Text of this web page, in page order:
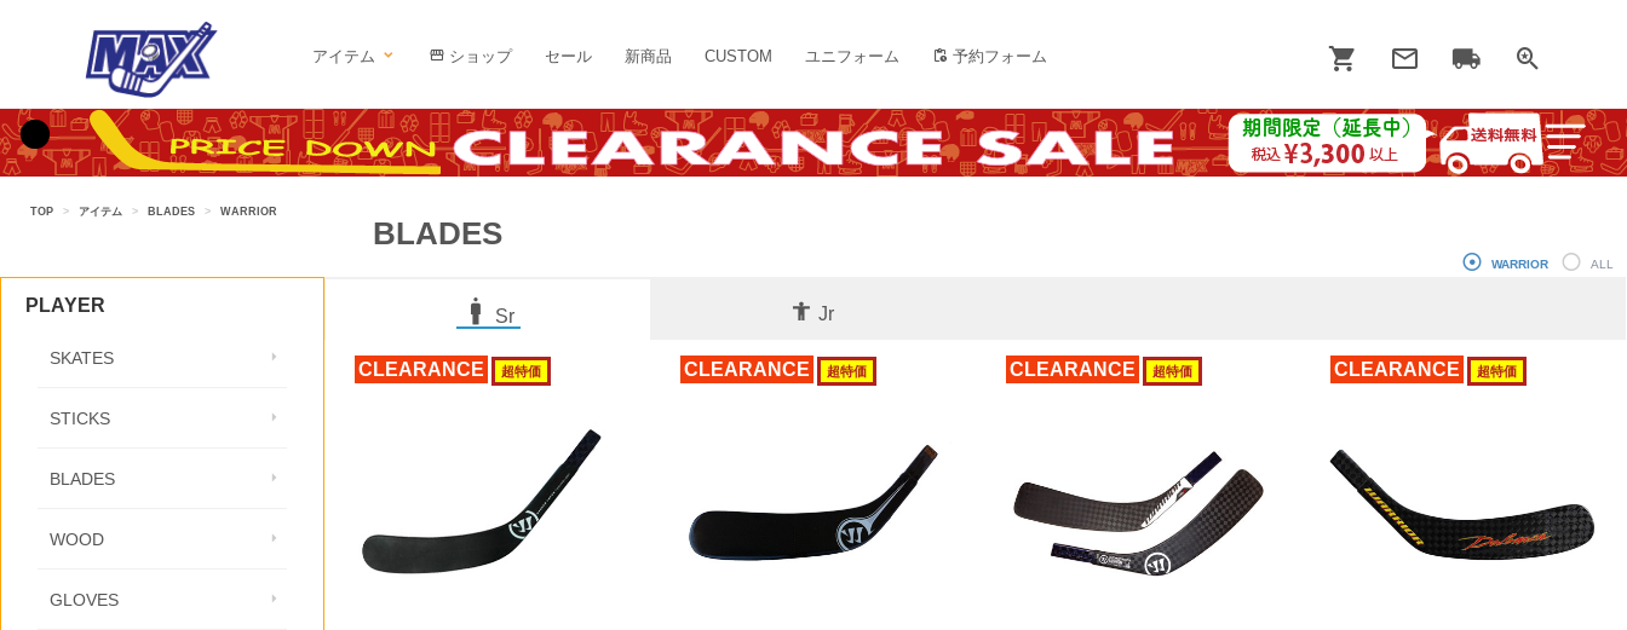
アイテム ショップ セール 新商品 CUSTOM ユニフォーム 予約フォーム
TOP > アイテム > BLADES > WARRIOR
PLAYER
SKATES
STICKS
BLADES
WOOD
GLOVES
BLADES
WARRIOR ALL
Sr Jr
CLEARANCE 超特価 CLEARANCE 超特価 CLEARANCE 超特価 CLEARANCE 超特価